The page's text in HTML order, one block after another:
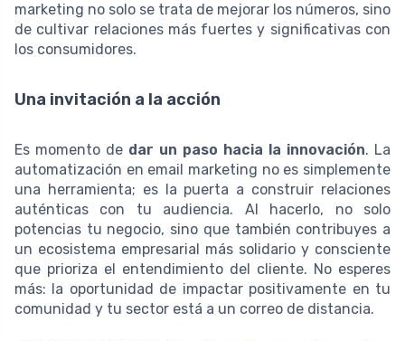
marketing no solo se trata de mejorar los números, sino
de cultivar relaciones más fuertes y significativas con
los consumidores.
Una invitación a la acción
Es momento de dar un paso hacia la innovación. La
automatización en email marketing no es simplemente
una herramienta; es la puerta a construir relaciones
auténticas con tu audiencia. Al hacerlo, no solo
potencias tu negocio, sino que también contribuyes a
un ecosistema empresarial más solidario y consciente
que prioriza el entendimiento del cliente. No esperes
más: la oportunidad de impactar positivamente en tu
comunidad y tu sector está a un correo de distancia.